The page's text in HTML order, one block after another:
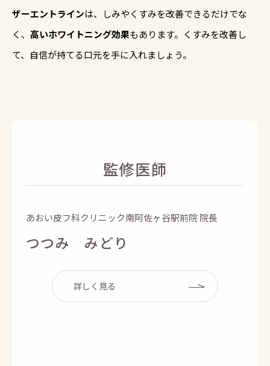
ザーエントラインは、しみやくすみを改善できるだけでな
く、 高いホワイトニング効果もあります。くすみを改善し
て、自信が持てる口元を手に入れましょう。
監修医師
あおい皮フ科クリニック南阿佐ヶ谷駅前院 院長
つつみ みどり
詳しく見る